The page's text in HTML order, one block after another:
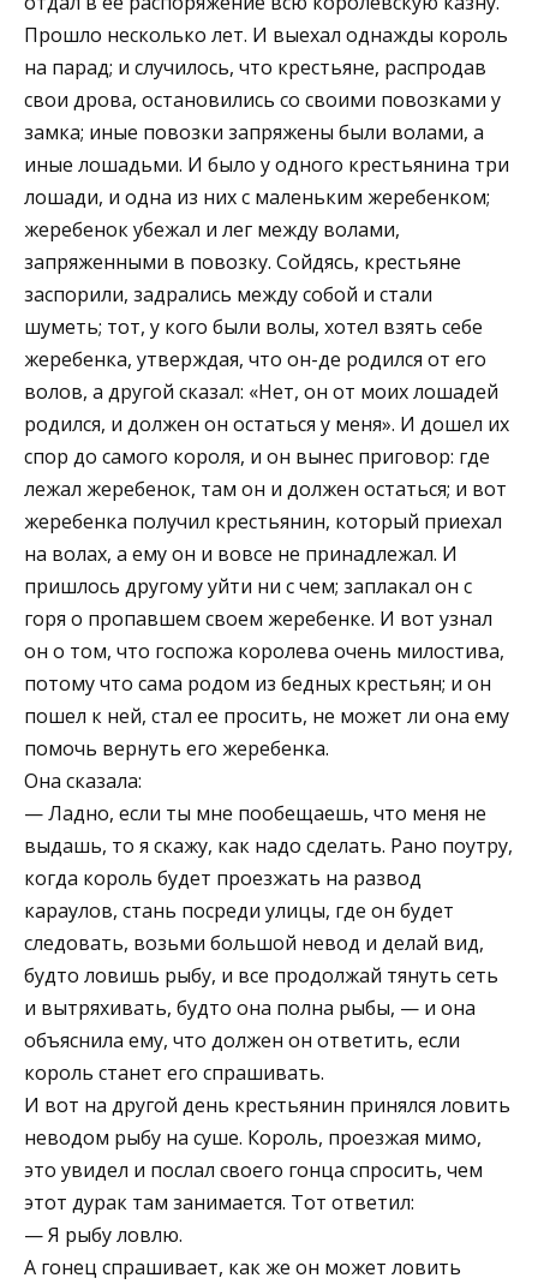
Прошло несколько лет. И выехал однажды король
на парад; и случилось, что крестьяне, распродав
свои дрова, остановились со своими повозками у
замка; иные повозки запряжены были волами, а
иные лошадьми. И было у одного крестьянина три
лошади, и одна из них с маленьким жеребенком;
жеребенок убежал и лег между волами,
запряженными в повозку. Сойдясь, крестьяне
заспорили, задрались между собой и стали
шуметь; тот, у кого были волы, хотел взять себе
жеребенка, утверждая, что он-де родился от его
волов, а другой сказал: «Нет, он от моих лошадей
родился, и должен он остаться у меня». И дошел их
спор до самого короля, и он вынес приговор: где
лежал жеребенок, там он и должен остаться; и вот
жеребенка получил крестьянин, который приехал
на волах, а ему он и вовсе не принадлежал. И
пришлось другому уйти ни с чем; заплакал он с
горя о пропавшем своем жеребенке. И вот узнал
он о том, что госпожа королева очень милостива,
потому что сама родом из бедных крестьян; и он
пошел к ней, стал ее просить, не может ли она ему
помочь вернуть его жеребенка.
Она сказала:
— Ладно, если ты мне пообещаешь, что меня не
выдашь, то я скажу, как надо сделать. Рано поутру,
когда король будет проезжать на развод
караулов, стань посреди улицы, где он будет
следовать, возьми большой невод и делай вид,
будто ловишь рыбу, и все продолжай тянуть сеть
и вытряхивать, будто она полна рыбы, — и она
объяснила ему, что должен он ответить, если
король станет его спрашивать.
И вот на другой день крестьянин принялся ловить
неводом рыбу на суше. Король, проезжая мимо,
это увидел и послал своего гонца спросить, чем
этот дурак там занимается. Тот ответил:
— Я рыбу ловлю.
А гонец спрашивает, как же он может ловить